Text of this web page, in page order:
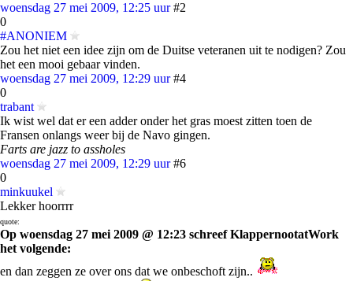
woensdag 27 mei 2009, 12:25 uur #2
0
#ANONIEM
Zou het niet een idee zijn om de Duitse veteranen uit te nodigen? Zou
het een mooi gebaar vinden.
woensdag 27 mei 2009, 12:29 uur #4
0
trabant
Ik wist wel dat er een adder onder het gras moest zitten toen de
Fransen onlangs weer bij de Navo gingen.
Farts are jazz to assholes
woensdag 27 mei 2009, 12:29 uur #6
0
minkuukel
Lekker hoorrrr
quote:
Op woensdag 27 mei 2009 @ 12:23 schreef KlappernootatWork
het volgende:
en dan zeggen ze over ons dat we onbeschoft zijn..